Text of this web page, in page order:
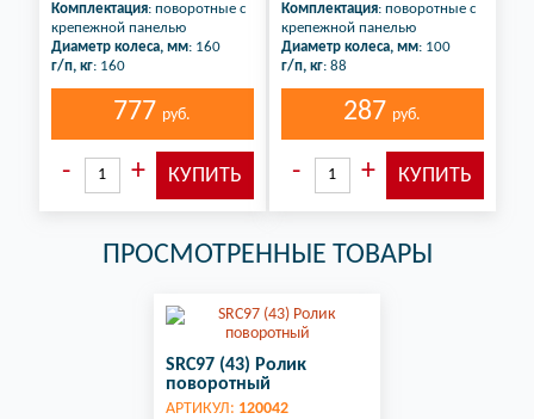
Комплектация: поворотные с
крепежной панелью
Диаметр колеса, мм: 160
г/п, кг: 160
777 руб.
Комплектация: поворотные с
крепежной панелью
Диаметр колеса, мм: 100
г/п, кг: 88
287 руб.
ПРОСМОТРЕННЫЕ ТОВАРЫ
SRC97 (43) Ролик
поворотный
АРТИКУЛ: 120042